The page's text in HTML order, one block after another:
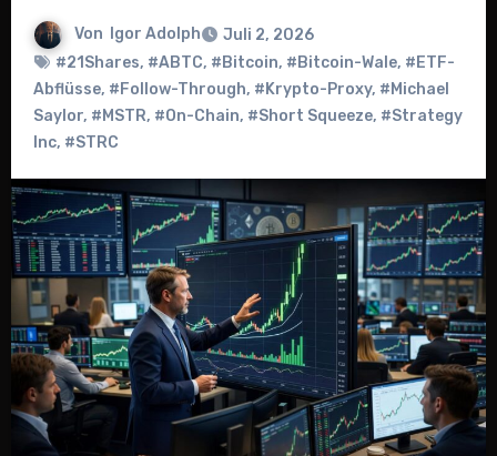
Von Igor Adolph
Juli 2, 2026
#21Shares, #ABTC, #Bitcoin, #Bitcoin-Wale, #ETF-
Abflüsse, #Follow-Through, #Krypto-Proxy, #Michael
Saylor, #MSTR, #On-Chain, #Short Squeeze, #Strategy
Inc, #STRC